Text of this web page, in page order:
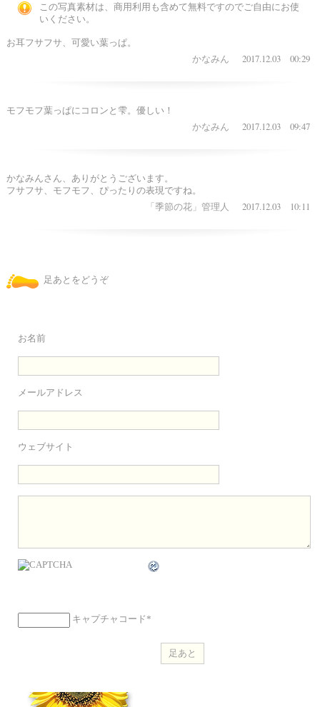
この写真素材は、商用利用も含めて無料ですのでご自由にお使
いください。
お耳フサフサ、可愛い葉っぱ。
かなみん
2017.12.03 00:29
モフモフ葉っぱにコロンと雫。優しい！
かなみん
2017.12.03 09:47
かなみんさん、ありがとうございます。
フサフサ、モフモフ、ぴったりの表現ですね。
「季節の花」管理人
2017.12.03 10:11
足あとをどうぞ
お名前
メールアドレス
ウェブサイト
キャプチャコード *